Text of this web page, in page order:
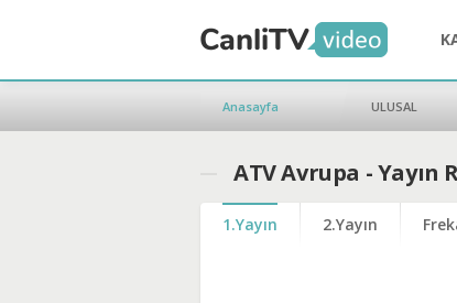
Anasayfa ULUSAL
ATV Avrupa - Yayın
1.Yayın 2.Yayın